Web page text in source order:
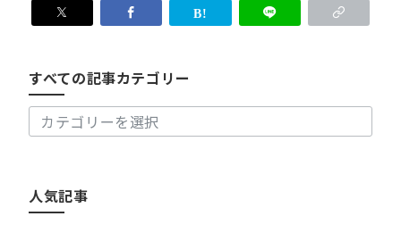
すべての記事カテゴリー
べ
記
事
ー
人気記事